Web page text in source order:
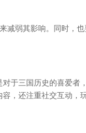
减弱其影响。同时，
于三国历史的喜爱者
，还注重社交互动，